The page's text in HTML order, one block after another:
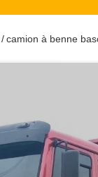
/camion à benne